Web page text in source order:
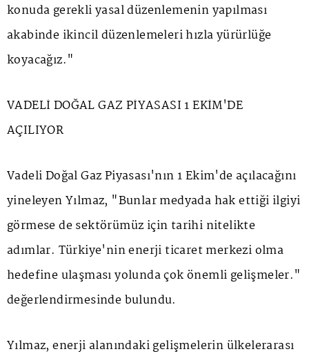
konuda gerekli yasal düzenlemenin yapılması
akabinde ikincil düzenlemeleri hızla yürürlüğe
koyacağız."
VADELİ DOĞAL GAZ PİYASASI 1 EKİM'DE
AÇILIYOR
Vadeli Doğal Gaz Piyasası'nın 1 Ekim'de açılacağını
yineleyen Yılmaz, "Bunlar medyada hak ettiği ilgiyi
görmese de sektörümüz için tarihi nitelikte
adımlar. Türkiye'nin enerji ticaret merkezi olma
hedefine ulaşması yolunda çok önemli gelişmeler."
değerlendirmesinde bulundu.
Yılmaz, enerji alanındaki gelişmelerin ülkelerarası